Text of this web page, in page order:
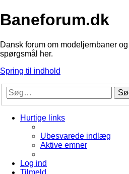
Baneforum.dk
Dansk forum om modeljernbaner
spørgsmål her.
Spring til indhold
Hurtige links
Ubesvarede indlæg
Aktive emner
Log ind